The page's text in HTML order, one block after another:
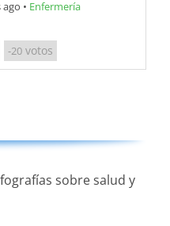
• Enfermería
-20 votos
sobre salud y